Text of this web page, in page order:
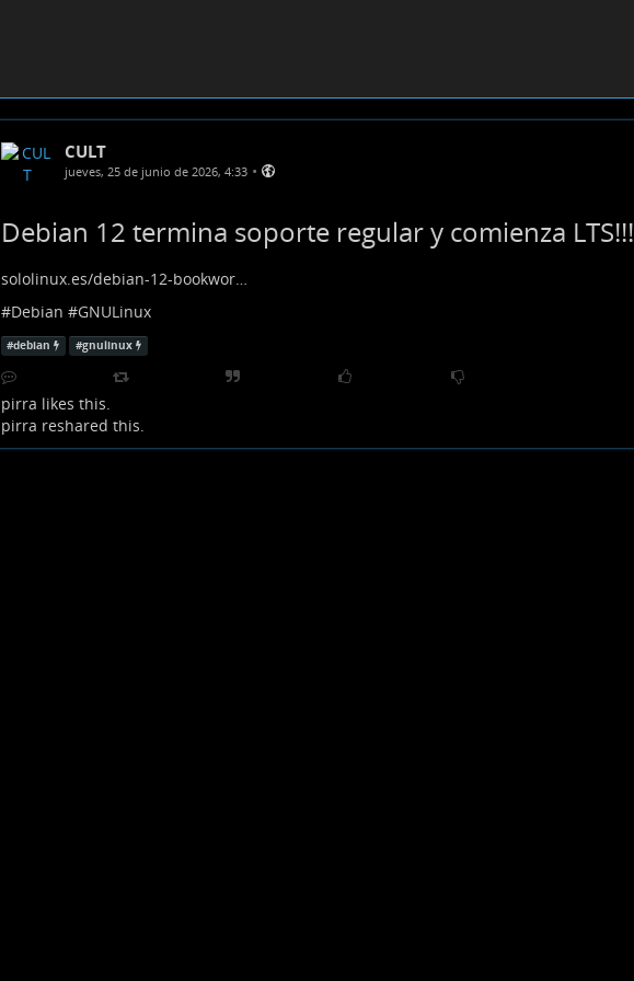
CULT
jueves, 25 de junio de 2026, 4:33 •
Debian 12 termina soporte regular y comienza LTS!!!
sololinux.es/debian-12-bookwor…
#Debian #GNULinux
#debian #gnulinux
pirra likes this.
pirra reshared this.